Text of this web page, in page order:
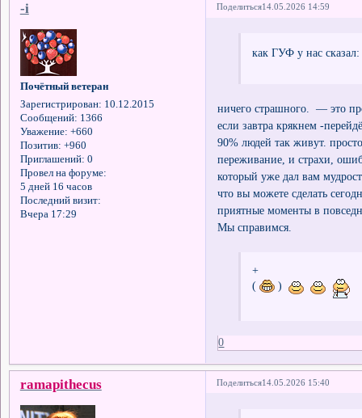
Поделиться14.05.2026 14:59
-i
Почётный ветеран
Зарегистрирован: 10.12.2015
Сообщений: 1366
Уважение: +660
Позитив: +960
Приглашений: 0
Провел на форуме:
5 дней 16 часов
Последний визит:
Вчера 17:29
как ГУФ у нас
ничего страшного. — это
если завтра крякнем -
90% людей так живут.
переживание, и страхи,
который уже дал вам
что вы можете сделать
приятные моменты в
Мы справимся.
+
(
)
0
Поделиться14.05.2026 15:40
ramapithecus